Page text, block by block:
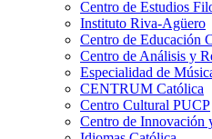
Centro de Estudios
Instituto Riva-Agüero
Centro de Educación
Centro de Análisis y
Especialidad de
CENTRUM Católica
Centro Cultural PUCP
Centro de Innovación